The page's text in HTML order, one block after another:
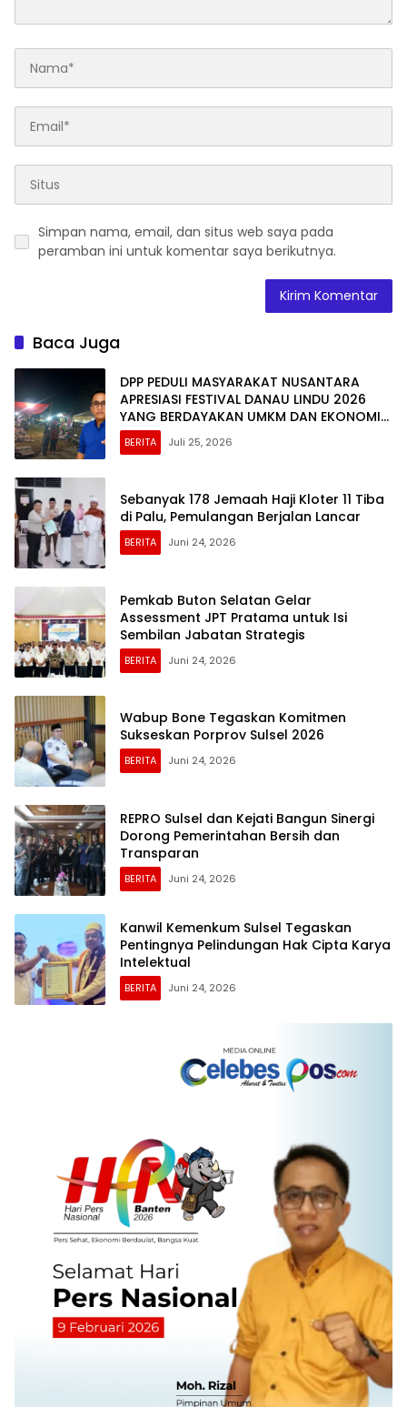
Simpan nama, email, dan situs web saya pada
peramban ini untuk komentar saya berikutnya.
Baca Juga
DPP PEDULI MASYARAKAT NUSANTARA
APRESIASI FESTIVAL DANAU LINDU 2026
YANG BERDAYAKAN UMKM DAN EKONOMI
KERAKYATAN
BERITA Juli 25, 2026
Sebanyak 178 Jemaah Haji Kloter 11 Tiba
di Palu, Pemulangan Berjalan Lancar
BERITA Juni 24, 2026
Pemkab Buton Selatan Gelar
Assessment JPT Pratama untuk Isi
Sembilan Jabatan Strategis
BERITA Juni 24, 2026
Wabup Bone Tegaskan Komitmen
Sukseskan Porprov Sulsel 2026
BERITA Juni 24, 2026
REPRO Sulsel dan Kejati Bangun Sinergi
Dorong Pemerintahan Bersih dan
Transparan
BERITA Juni 24, 2026
Kanwil Kemenkum Sulsel Tegaskan
Pentingnya Pelindungan Hak Cipta Karya
Intelektual
BERITA Juni 24, 2026